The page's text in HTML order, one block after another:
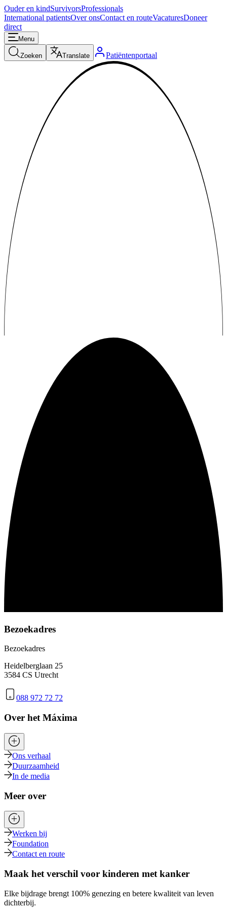
Ouder en kindSurvivorsProfessionals
International patientsOver onsContact en routeVacaturesDoneer
direct
Menu
Zoeken Translate Patiëntenportaal
Bezoekadres
Bezoekadres
Heidelberglaan 25
3584 CS Utrecht
088 972 72 72
Over het Máxima
Ons verhaal
Duurzaamheid
In de media
Meer over
Werken bij
Foundation
Contact en route
Maak het verschil voor kinderen met kanker
Elke bijdrage brengt 100% genezing en betere kwaliteit van leven
dichterbij.